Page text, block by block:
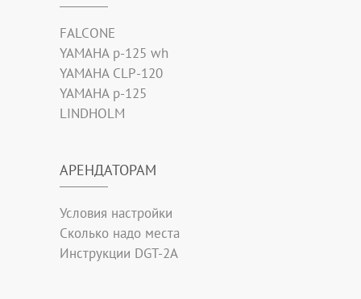
FALCONE
YAMAHA p-125 wh
YAMAHA CLP-120
YAMAHA p-125
LINDHOLM
АРЕНДАТОРАМ
Условия настройки
Сколько надо места
Инструкции DGT-2A